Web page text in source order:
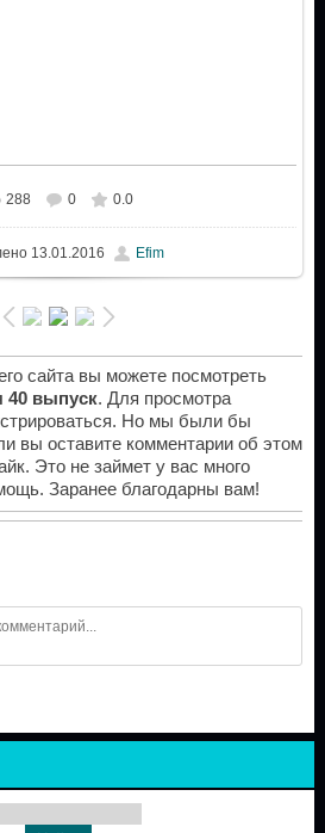
288 0 0.0
13.01.2016 Efim
сайта вы можете посмотреть
40 выпуск. Для просмотра
Но мы были бы
вы оставите комментарии об этом
Это не займет у вас много
Заранее благодарны вам!